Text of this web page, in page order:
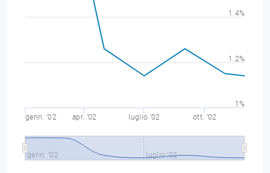
genn. '02 apr. '02 luglio '02 ott. '02
genn. '02 luglio '02
1%
1.2%
1.4%